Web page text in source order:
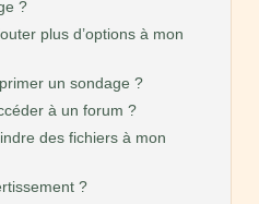
?
plus d’options à mon
un sondage ?
à un forum ?
des fichiers à mon
?